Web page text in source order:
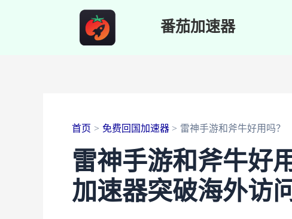
番茄加速器
首页 免费回国加速器 雷神手游和斧牛好用吗？
雷神手游和斧牛好
加速器突破海外访